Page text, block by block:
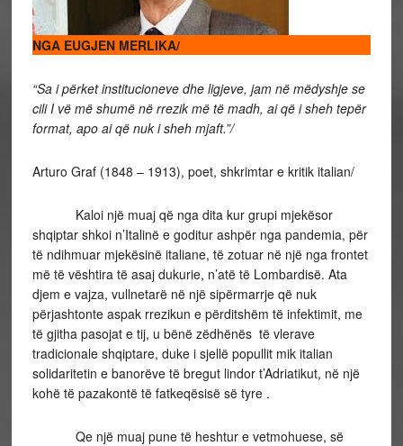
NGA EUGJEN MERLIKA/
“Sa i përket institucioneve dhe ligjeve, jam në mëdyshje se
cili I vë më shumë në rrezik më të madh, ai që i sheh tepër
format, apo ai që nuk i sheh mjaft.”/
Arturo Graf (1848 – 1913), poet, shkrimtar e kritik italian/
Kaloi një muaj që nga dita kur grupi mjekësor
shqiptar shkoi n’Italinë e goditur ashpër nga pandemia, për
të ndihmuar mjekësinë italiane, të zotuar në një nga frontet
më të vështira të asaj dukurie, n’atë të Lombardisë. Ata
djem e vajza, vullnetarë në një sipërmarrje që nuk
përjashtonte aspak rrezikun e përditshëm të infektimit, me
të gjitha pasojat e tij, u bënë zëdhënës të vlerave
tradicionale shqiptare, duke i sjellë popullit mik italian
solidaritetin e banorëve të bregut lindor t’Adriatikut, në një
kohë të pazakontë të fatkeqësisë së tyre .
Qe një muaj pune të heshtur e vetmohuese, së